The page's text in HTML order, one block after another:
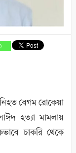
বেগম রোকেয়া
হত্যা মামলায়
চাকরি থেকে